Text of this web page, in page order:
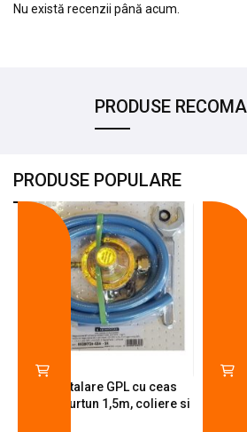
Nu există recenzii până acum.
PRODUSE
PRODUSE POPULARE
Kit instalare GPL cu ceas
butelie, furtun 1,5m, coliere si
A600,